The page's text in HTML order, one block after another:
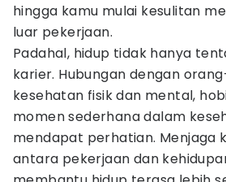
hingga kamu mulai kesulitan
luar pekerjaan.
Padahal, hidup tidak hanya
karier. Hubungan dengan
kesehatan fisik dan mental,
momen sederhana dalam
mendapat perhatian. Menjaga
antara pekerjaan dan